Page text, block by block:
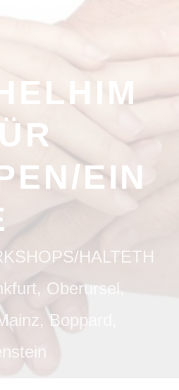
EIN
HALTETH
Oberursel,
Boppard,